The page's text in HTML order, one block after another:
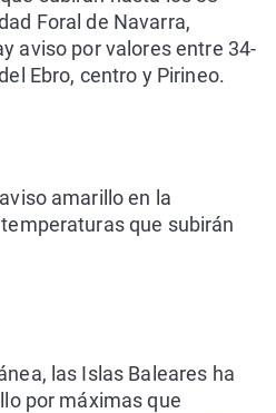
Foral de Navarra,
aviso por valores entre 34-
Ebro, centro y Pirineo.
amarillo en la
que subirán
las Islas Baleares ha
por máximas que